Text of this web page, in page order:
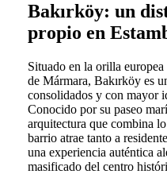
Bakırköy: un
propio en
Situado en la orilla
de Mármara, Bakırköy es
consolidados y con mayor
Conocido por su paseo
arquitectura que combina
barrio atrae tanto a
una experiencia auténtica
masificado del centro